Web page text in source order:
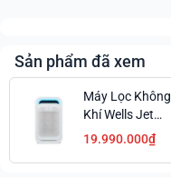
Sản phẩm đã xem
Máy Lọc Không
Khí Wells Jet
Blue Sạch
Khuẩn Cao Cấp
Giá Êm Ái
19.990.000₫